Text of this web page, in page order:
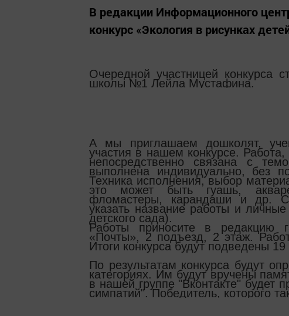
В редакции Информационного
конкурс «Экология в рисунках
Очередной участницей конкурса
школы №1 Лейла Мустафина.
А мы приглашаем дошколят,
участия в нашем конкурсе.
непосредственно связана с
выполнена индивидуально, без
Техника исполнения, выбор
это может быть гуашь,
фломастеры, карандаши и др. С
указать название работы и
детского сада).
Работы приносите в редакцию
«Почты», 2 подъезд, 2 этаж.
Итоги конкурса будут подведены
По результатам конкурса будут
категориях. Им будут вручены
в нашей группе "Вконтакте" будет
симпатий". Победитель, которого